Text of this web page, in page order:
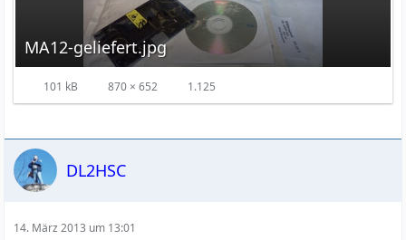
MA12-geliefert.jpg
101 kB 870 × 652 1.125
DL2HSC
14. März 2013 um 13:01